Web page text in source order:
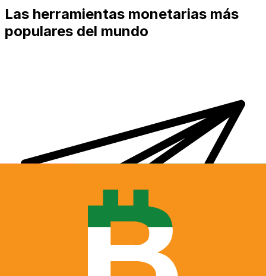
Las herramientas monetarias más
populares del mundo